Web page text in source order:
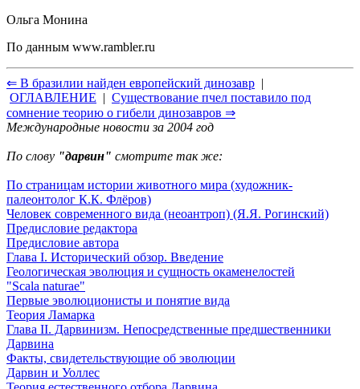
Ольга Монина
По данным www.rambler.ru
⇐ В бразилии найден европейский динозавр |
ОГЛАВЛЕНИЕ | Существование пчел поставило под
сомнение теорию о гибели динозавров ⇒
Международные новости за 2004 год
По слову "дарвин" смотрите так же:
По страницам истории животного мира (художник-
палеонтолог К.К. Флёров)
Человек современного вида (неоантроп) (Я.Я. Рогинский)
Предисловие редактора
Предисловие автора
Глава I. Исторический обзор. Введение
Геологическая эволюция и сущность окаменелостей
"Scala naturae"
Первые эволюционисты и понятие вида
Теория Ламарка
Глава II. Дарвинизм. Непосредственные предшественники
Дарвина
Факты, свидетельствующие об эволюции
Дарвин и Уоллес